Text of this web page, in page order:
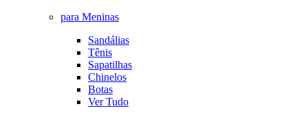
para Meninas
Sandálias
Tênis
Sapatilhas
Chinelos
Botas
Ver Tudo